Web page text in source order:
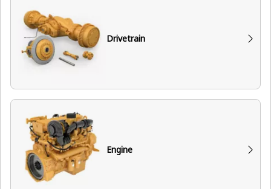
Drivetrain
Engine